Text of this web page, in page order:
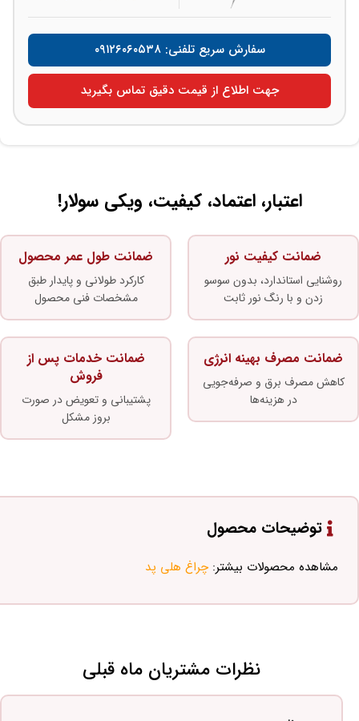
سفارش سریع تلفنی: ۰۹۱۲۶۰۶۰۵۳۸
جهت اطلاع از قیمت دقیق تماس بگیرید
اعتبار، اعتماد، کیفیت، ویکی سولار!
ضمانت کیفیت نور
روشنایی استاندارد، بدون سوسو
زدن و با رنگ نور ثابت
ضمانت طول عمر محصول
کارکرد طولانی و پایدار طبق
مشخصات فنی محصول
ضمانت مصرف بهینه انرژی
کاهش مصرف برق و صرفه‌جویی
در هزینه‌ها
ضمانت خدمات پس از
فروش
پشتیبانی و تعویض در صورت
بروز مشکل
توضیحات محصول
مشاهده محصولات بیشتر:چراغ هلی پد
نظرات مشتریان ماه قبلی